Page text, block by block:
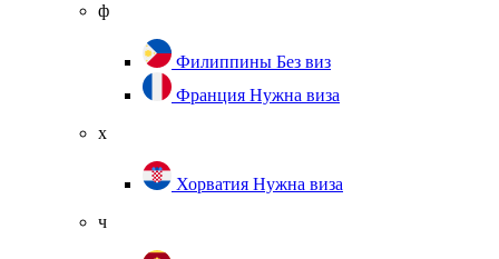
ф
Филиппины Без виз
Франция Нужна виза
х
Хорватия Нужна виза
ч